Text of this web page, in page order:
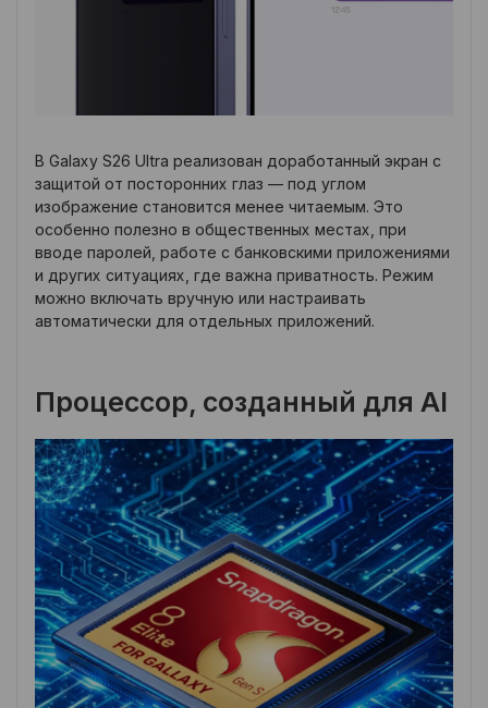
В Galaxy S26 Ultra реализован доработанный экран с
защитой от посторонних глаз — под углом
изображение становится менее читаемым. Это
особенно полезно в общественных местах, при
вводе паролей, работе с банковскими приложениями
и других ситуациях, где важна приватность. Режим
можно включать вручную или настраивать
автоматически для отдельных приложений.
Процессор, созданный для AI